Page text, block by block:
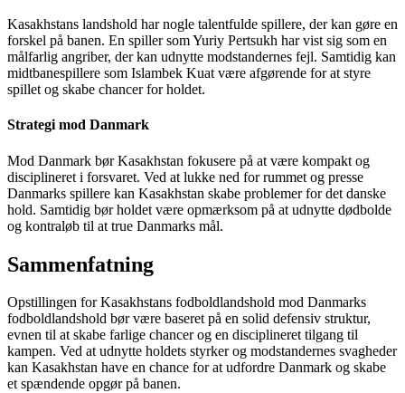
Kasakhstans landshold har nogle talentfulde spillere, der kan gøre en
forskel på banen. En spiller som Yuriy Pertsukh har vist sig som en
målfarlig angriber, der kan udnytte modstandernes fejl. Samtidig kan
midtbanespillere som Islambek Kuat være afgørende for at styre
spillet og skabe chancer for holdet.
Strategi mod Danmark
Mod Danmark bør Kasakhstan fokusere på at være kompakt og
disciplineret i forsvaret. Ved at lukke ned for rummet og presse
Danmarks spillere kan Kasakhstan skabe problemer for det danske
hold. Samtidig bør holdet være opmærksom på at udnytte dødbolde
og kontraløb til at true Danmarks mål.
Sammenfatning
Opstillingen for Kasakhstans fodboldlandshold mod Danmarks
fodboldlandshold bør være baseret på en solid defensiv struktur,
evnen til at skabe farlige chancer og en disciplineret tilgang til
kampen. Ved at udnytte holdets styrker og modstandernes svagheder
kan Kasakhstan have en chance for at udfordre Danmark og skabe
et spændende opgør på banen.